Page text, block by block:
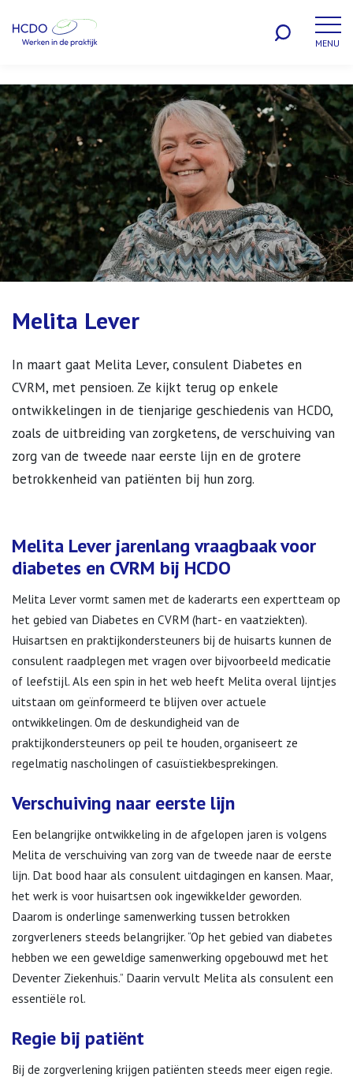
MENU
Melita Lever
In maart gaat Melita Lever, consulent Diabetes en
CVRM, met pensioen. Ze kijkt terug op enkele
ontwikkelingen in de tienjarige geschiedenis van HCDO,
zoals de uitbreiding van zorgketens, de verschuiving van
zorg van de tweede naar eerste lijn en de grotere
betrokkenheid van patiënten bij hun zorg.
Melita Lever jarenlang vraagbaak voor
diabetes en CVRM bij HCDO
Melita Lever vormt samen met de kaderarts een expertteam op
het gebied van Diabetes en CVRM (hart- en vaatziekten).
Huisartsen en praktijkondersteuners bij de huisarts kunnen de
consulent raadplegen met vragen over bijvoorbeeld medicatie
of leefstijl. Als een spin in het web heeft Melita overal lijntjes
uitstaan om geïnformeerd te blijven over actuele
ontwikkelingen. Om de deskundigheid van de
praktijkondersteuners op peil te houden, organiseert ze
regelmatig nascholingen of casuïstiekbesprekingen.
Verschuiving naar eerste lijn
Een belangrijke ontwikkeling in de afgelopen jaren is volgens
Melita de verschuiving van zorg van de tweede naar de eerste
lijn. Dat bood haar als consulent uitdagingen en kansen. Maar,
het werk is voor huisartsen ook ingewikkelder geworden.
Daarom is onderlinge samenwerking tussen betrokken
zorgverleners steeds belangrijker. “Op het gebied van diabetes
hebben we een geweldige samenwerking opgebouwd met het
Deventer Ziekenhuis.” Daarin vervult Melita als consulent een
essentiële rol.
Regie bij patiënt
Bij de zorgverlening krijgen patiënten steeds meer eigen regie.